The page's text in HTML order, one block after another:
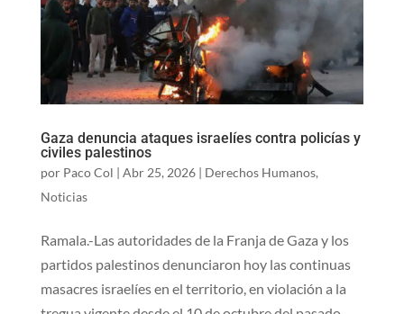
Gaza denuncia ataques israelíes contra policías y
civiles palestinos
por Paco Col | Abr 25, 2026| Derechos Humanos,
Noticias
Ramala.-Las autoridades de la Franja de Gaza y los
partidos palestinos denunciaron hoy las continuas
masacres israelíes en el territorio, en violación a la